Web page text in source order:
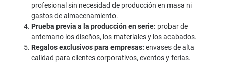
profesional sin necesidad de producción en masa ni
gastos de almacenamiento.
Prueba previa a la producción en serie: probar de
antemano los diseños, los materiales y los acabados.
Regalos exclusivos para empresas: envases de alta
calidad para clientes corporativos, eventos y ferias.